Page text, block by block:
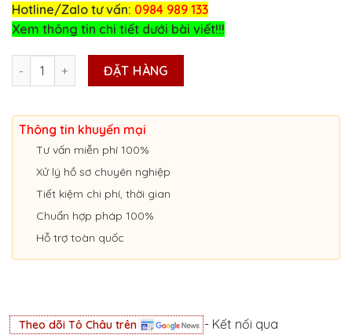
Hotline/Zalo tư vấn: 0984 989 133
Xem thông tin chi tiết dưới bài viết!!!
ĐỔI BIỂN TRẮNG SANG BIỂN VÀNG NHANH Ở CẦN THƠ số lượng
ĐẶT HÀNG
Thông tin khuyến mại
Tư vấn miễn phí 100%
Xử lý hồ sơ chuyên nghiệp
Tiết kiệm chi phí, thời gian
Chuẩn hợp pháp 100%
Hỗ trợ toàn quốc
Theo dõi Tô Châu trên
- Kết nối qua